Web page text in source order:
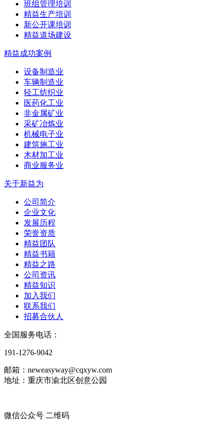
班组管理培训
精益生产培训
新公开课培训
精益道场建设
精益成功案例
设备制造业
车辆制造业
轻工纺织业
医药化工业
非金属矿业
采矿冶炼业
机械电子业
建筑施工业
木材加工业
商业服务业
关于新益为
公司简介
企业文化
发展历程
荣誉资质
精益团队
精益书籍
精益之路
公司资讯
精益知识
加入我们
联系我们
招募合伙人
全国服务电话：
191-1276-9042
邮箱：neweasyway@cqxyw.com
地址：重庆市渝北区创意公园
微信公众号 二维码